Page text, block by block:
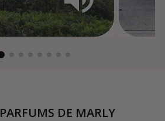
PARFUMS DE MARLY